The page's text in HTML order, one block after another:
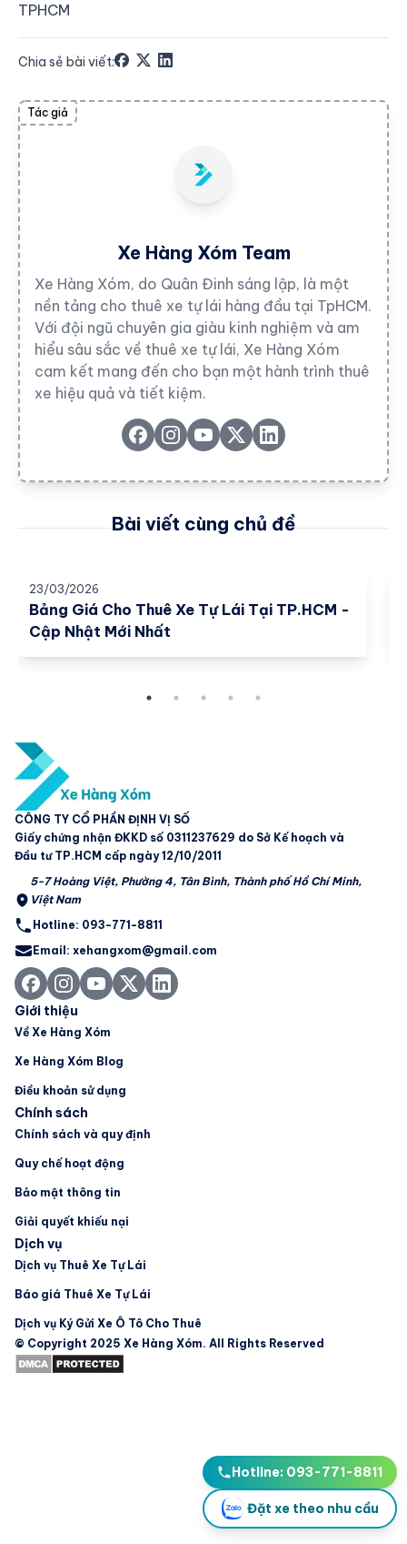
TPHCM
Chia sẻ bài viết:
Tác giả
Xe Hàng Xóm Team
Xe Hàng Xóm, do Quân Đinh sáng lập, là một
nền tảng cho thuê xe tự lái hàng đầu tại TpHCM.
Với đội ngũ chuyên gia giàu kinh nghiệm và am
hiểu sâu sắc về thuê xe tự lái, Xe Hàng Xóm
cam kết mang đến cho bạn một hành trình thuê
xe hiệu quả và tiết kiệm.
Bài viết cùng chủ đề
23/03/2026
Bảng Giá Cho Thuê Xe Tự Lái Tại TP.HCM -
Cập Nhật Mới Nhất
CÔNG TY CỔ PHẦN ĐỊNH VỊ SỐ
Giấy chứng nhận ĐKKD số 0311237629 do Sở Kế hoạch và
Đầu tư TP.HCM cấp ngày 12/10/2011
5-7 Hoàng Việt, Phường 4, Tân Bình, Thành phố Hồ Chí Minh,
Việt Nam
Hotline: 093-771-8811
Email: xehangxom@gmail.com
Giới thiệu
Về Xe Hàng Xóm
Xe Hàng Xóm Blog
Điều khoản sử dụng
Chính sách
Chính sách và quy định
Quy chế hoạt động
Bảo mật thông tin
Giải quyết khiếu nại
Dịch vụ
Dịch vụ Thuê Xe Tự Lái
Báo giá Thuê Xe Tự Lái
Dịch vụ Ký Gửi Xe Ô Tô Cho Thuê
© Copyright 2025 Xe Hàng Xóm. All Rights Reserved
Hotline: 093-771-8811
Đặt xe theo nhu cầu